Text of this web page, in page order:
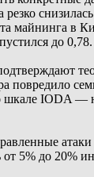
резко
майнинга в
до 0,78.
повредило
IODA —
от 5% до 20%